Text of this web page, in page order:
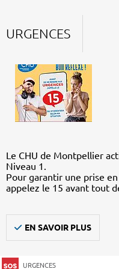
URGENCES
Le CHU de Montpellier
Niveau 1.
Pour garantir une prise
appelez le 15 avant tout
EN SAVOIR PLUS
URGENCES